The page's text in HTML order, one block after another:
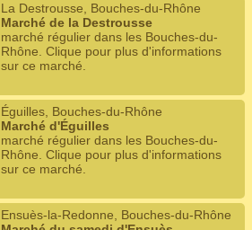
La Destrousse, Bouches-du-Rhône
Marché de la Destrousse
marché régulier dans les Bouches-du-
Rhône. Clique pour plus d'informations
sur ce marché.
Éguilles, Bouches-du-Rhône
Marché d'Éguilles
marché régulier dans les Bouches-du-
Rhône. Clique pour plus d'informations
sur ce marché.
Ensuès-la-Redonne, Bouches-du-Rhône